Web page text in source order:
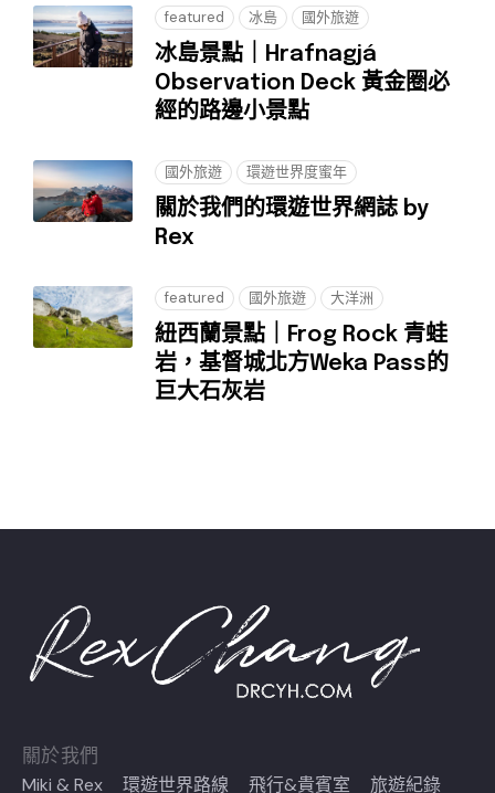
featured 冰島 國外旅遊
冰島景點｜Hrafnagjá
Observation Deck 黃金圈必
經的路邊小景點
國外旅遊 環遊世界度蜜年
關於我們的環遊世界網誌 by
Rex
featured 國外旅遊 大洋洲
紐西蘭景點｜Frog Rock 青蛙
岩，基督城北方Weka Pass的
巨大石灰岩
關於我們
Miki & Rex 環遊世界路線 飛行&貴賓室 旅遊紀錄